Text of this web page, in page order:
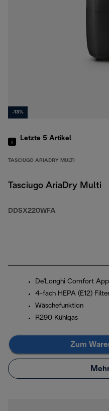
-13%
Letzte 5 Artikel
TASCIUGO ARIADRY MULTI
Tasciugo AriaDry Multi
DDSX220WFA
De'Longhi Comfort App
4-fach HEPA (E12)
Wäschefunktion
R290 Kühlgas
Zum